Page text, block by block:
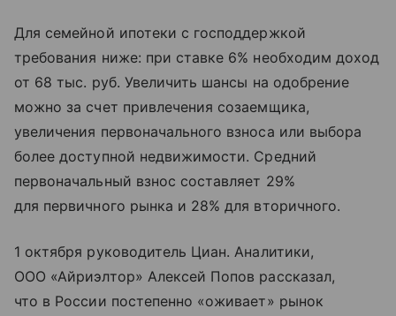
Для семейной ипотеки с господдержкой
требования ниже: при ставке 6% необходим доход
от 68 тыс. руб. Увеличить шансы на одобрение
можно за счет привлечения созаемщика,
увеличения первоначального взноса или выбора
более доступной недвижимости. Средний
первоначальный взнос составляет 29%
для первичного рынка и 28% для вторичного.
1 октября руководитель Циан. Аналитики,
ООО «Айриэлтор» Алексей Попов рассказал,
что в России постепенно «оживает» рынок